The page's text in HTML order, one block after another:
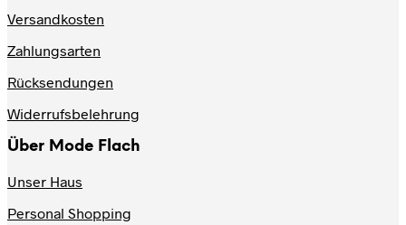
Versandkosten
Zahlungsarten
Rücksendungen
Widerrufsbelehrung
Über Mode Flach
Unser Haus
Personal Shopping